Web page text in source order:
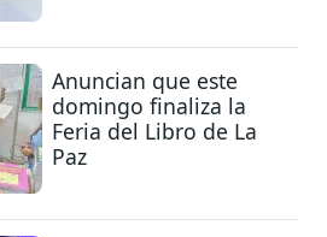
Anuncian que este
domingo finaliza la
Feria del Libro de La
Paz